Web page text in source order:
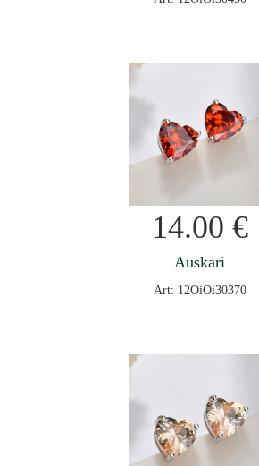
14.00 €
Auskari
Art: 12OiOi30370